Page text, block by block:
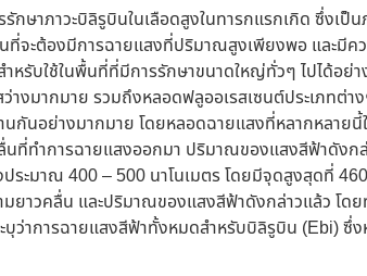
าภาวะบิลิรูบินในเลือดสูงในทารกแรกเกิด ซึ่งเป็น
จะต้องมีการฉายแสงที่ปริมาณสูงเพียงพอ และมีค
รับใช้ในพื้นที่ที่มีการรักษาขนาดใหญ่ทั่วๆ ไปได้อย่
งมากมาย รวมถึงหลอดฟลูออเรสเซนต์ประเภทต่า
กันอย่างมากมาย โดยหลอดฉายแสงที่หลากหลาย
ที่ทำการฉายแสงออกมา ปริมาณของแสงสีฟ้าดัง
ะมาณ 400 – 500 นาโนเมตร โดยมีจุดสูงสุดที่
ยาวคลื่น และปริมาณของแสงสีฟ้าดังกล่าวแล้ว โด
ว่าการฉายแสงสีฟ้าทั้งหมดสำหรับบิลิรูบิน (Ebi) ซึ่